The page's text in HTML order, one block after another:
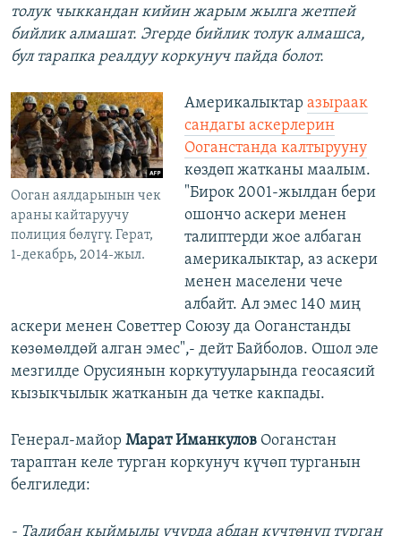
толук чыккандан кийин жарым жылга жетпей
бийлик алмашат. Эгерде бийлик толук алмашса,
бул тарапка реалдуу коркунуч пайда болот.
Ооган аялдарынын чек
араны кайтаруучу
полиция бөлүгү. Герат,
1-декабрь, 2014-жыл.
Америкалыктар азыраак
сандагы аскерлерин
Ооганстанда калтырууну
көздөп жатканы маалым.
"Бирок 2001-жылдан бери
ошончо аскери менен
талиптерди жое албаган
америкалыктар, аз аскери
менен маселени чече
албайт. Ал эмес 140 миң
аскери менен Советтер Союзу да Ооганстанды
көзөмөлдөй алган эмес",- дейт Байболов. Ошол эле
мезгилде Орусиянын коркутууларында геосаясий
кызыкчылык жатканын да четке какпады.
Генерал-майор Марат Иманкулов Ооганстан
тараптан келе турган коркунуч күчөп турганын
белгиледи:
- Талибан кыймылы учурда абдан күчтөнүп турган